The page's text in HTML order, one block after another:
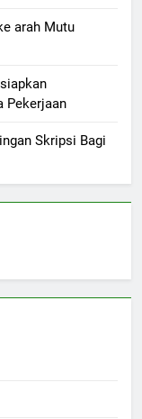
arah Mutu
Pekerjaan
Skripsi Bagi